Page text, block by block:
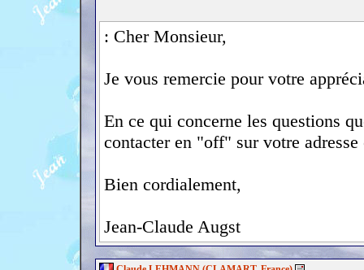
: Cher Monsieur,
Je vous remercie pour votre
En ce qui concerne les questions
contacter en "off" sur votre
Bien cordialement,
Jean-Claude Augst